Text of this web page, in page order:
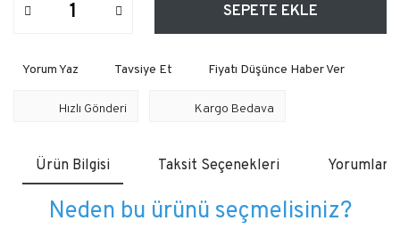
SEPETE EKLE
Yorum Yaz Tavsiye Et Fiyatı Düşünce Haber Ver
Hızlı Gönderi Kargo Bedava
Ürün Bilgisi Taksit Seçenekleri Yorumlar
Neden bu ürünü seçmelisiniz?